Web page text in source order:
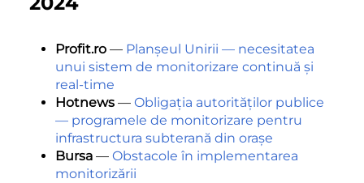
Profit.ro — Planșeul Unirii — necesitatea
unui sistem de monitorizare continuă și
real-time
Hotnews — Obligația autorităților publice
— programele de monitorizare pentru
infrastructura subterană din orașe
Bursa — Obstacole în implementarea
monitorizării